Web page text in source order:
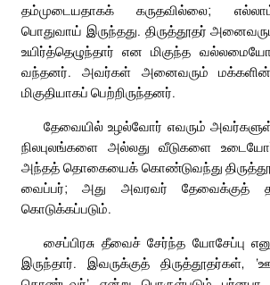
தம்முடையதாகக் கருதவில்லை;
பொதுவாய் இருந்தது. திருத்தூதர்
உயிர்த்தெழுந்தார் என மிகுந்த
வந்தனர். அவர்கள் அனைவரும்
மிகுதியாகப் பெற்றிருந்தனர்.
தேவையில் உழல்வோர் எவரும்
நிலபுலங்களை அல்லது வீடுகளை
அந்தத் தொகையைக் கொண்டுவந்து
வைப்பர்; அது அவரவர் தேவைக்குத்
கொடுக்கப்படும்.
சைப்பிரசு தீவைச் சேர்ந்த யோசேப்பு
இருந்தார். இவருக்குத் திருத்தூதர்கள்,